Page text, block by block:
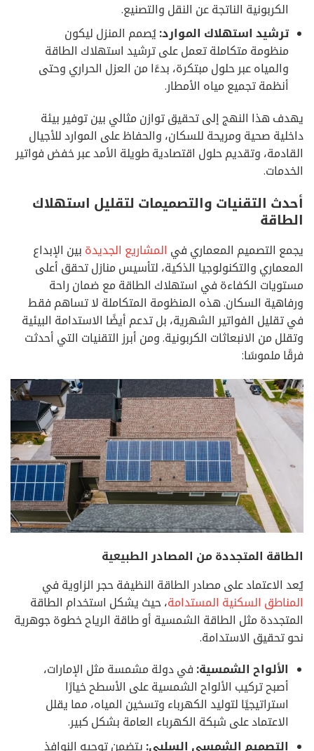
الكربونية الناتجة عن النقل والتصنيع.
ترشيد استهلاك الموارد:يُصمم المنزل ليكون
منظومة متكاملة تعمل على ترشيد استهلاك الطاقة
والمياه عبر حلول مبتكرة، بدءًا من العزل الحراري وحتى
أنظمة تجميع مياه الأمطار.
يهدف هذا النهج إلى تحقيق توازن مثالي بين توفير بيئة
داخلية صحية ومريحة للسكان، والحفاظ على الموارد للأجيال
القادمة، وتقديم حلول اقتصادية طويلة الأمد عبر خفض فواتير
الخدمات.
أحدث التقنيات والتصميمات لتقليل استهلاك
الطاقة
يجمع التصميم المعماري فيالمشاريع الجديدةبين الإبداع
المعماري والتكنولوجيا الذكية، لتأسيس منازل تحقق أعلى
مستويات الكفاءة في استهلاك الطاقة مع ضمان راحة
ورفاهية السكان. هذه المنظومة المتكاملة لا تساهم فقط
في تقليل الفواتير الشهرية، بل تدعم أيضًا الاستدامة البيئية
وتقلل من الانبعاثات الكربونية. ومن أبرز التقنيات التي أحدثت
فرقًا ملموسًا:
الطاقة المتجددة من المصادر الطبيعية
يُعد الاعتماد على مصادر الطاقة النظيفة حجر الزاوية في
المناطق السكنية المستدامة، حيث يشكل استخدام الطاقة
المتجددة مثل الطاقة الشمسية أو طاقة الرياح خطوة جوهرية
نحو تحقيق الاستدامة.
الألواح الشمسية:في دولة مشمسة مثل الإمارات،
أصبح تركيب الألواح الشمسية على الأسطح خيارًا
استراتيجيًا لتوليد الكهرباء وتسخين المياه، مما يقلل
الاعتماد على شبكة الكهرباء العامة بشكل كبير.
التصميم الشمسي السلبي:يتضمن توجيه النوافذ